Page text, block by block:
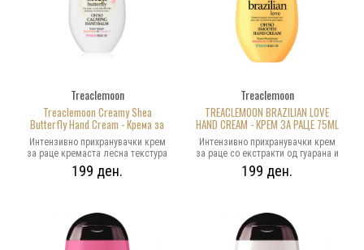
Treaclemoon
Treaclemoon Creamy Shea
Butterfly Hand Cream - Крема за
раце 75ml
Интензивно прихранувачки крем
за раце кремаста лесна текстура
изобилство од екстракти од шеа
путер за хидратантни и
199 ден.
Treaclemoon
TREACLEMOON BRAZILIAN LOVE
HAND CREAM - КРЕМ ЗА РАЦЕ 75ML
Интензивно прихранувачки крем
за раце со екстракти од гуарана и
масло од макадамија.
Долготраен пријатен мирис.
199 ден.